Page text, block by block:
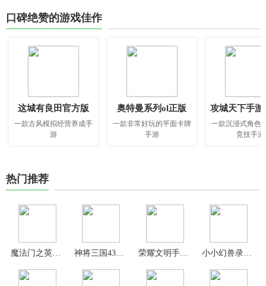
口碑绝赞的游戏佳作
这城有良田官方版
一款古风模拟经营养成手
游
奥特曼系列ol正版
一款非常好玩的平面卡牌
手游
攻城天下手游
一款沉浸式角色
竞技手游
热门推荐
魔法门之英雄无敌王朝手游 荣耀文明手游官方版